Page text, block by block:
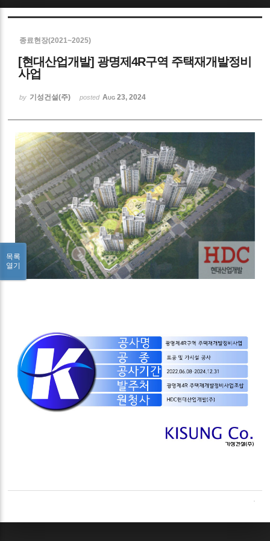
종료현장(2021~2025)
[현대산업개발] 광명제4R구역 주택재개발정비
사업
by 기성건설(주) posted Aug 23, 2024
목록
열기
Sketchbook5, 스케치북5
Sketchbook5, 스케치북5